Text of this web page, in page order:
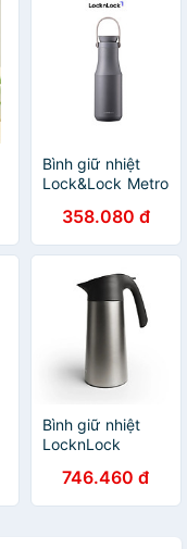
Bình giữ nhiệt
Lock&Lock Metro
LHC4202GRY
(470ml) - Màu
358.080 đ
Bình giữ nhiệt
LocknLock
Pot 2.2L - 2 Màu
- LHC1482
746.460 đ